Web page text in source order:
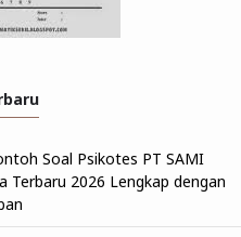
Soal Psikotes PT SAMI
Terbaru 2026 Lengkap dengan